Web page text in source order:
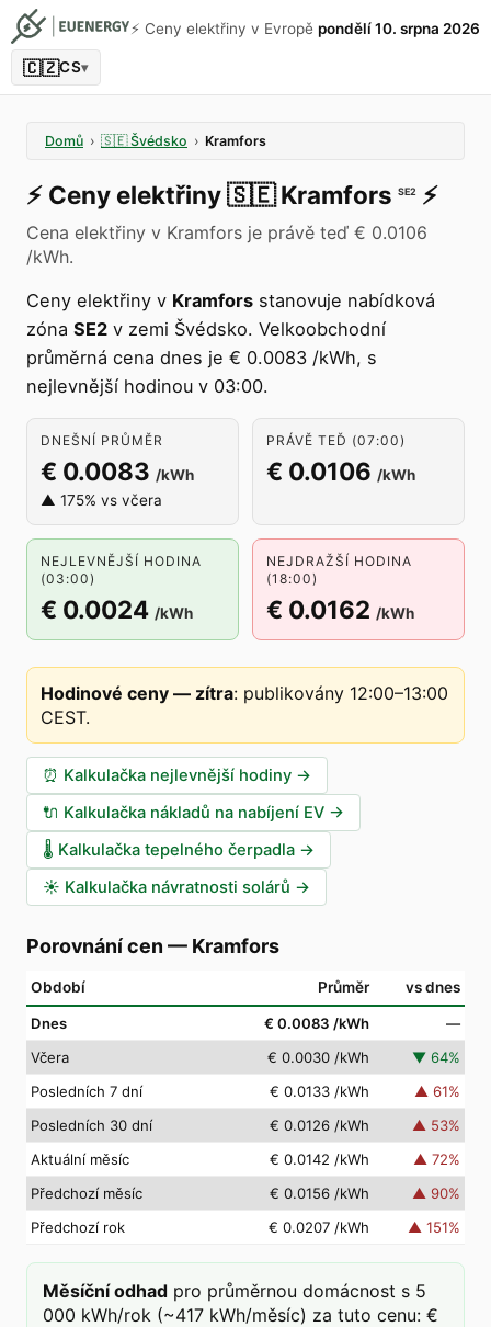
⚡️ Ceny elektřiny v Evropě pondělí 10. srpna 2026
🇨🇿CS▾
Domů › 🇸🇪 Švédsko › Kramfors
⚡️ Ceny elektřiny🇸🇪 Kramfors SE2 ⚡️
Cena elektřiny v Kramfors je právě teď € 0.0106
/kWh.
Ceny elektřiny v Kramfors stanovuje nabídková
zóna SE2 v zemi Švédsko. Velkoobchodní
průměrná cena dnes je € 0.0083 /kWh, s
nejlevnější hodinou v 03:00.
DNEŠNÍ PRŮMĚR
€ 0.0083 /kWh
▲ 175% vs včera
PRÁVĚ TEĎ (07:00)
€ 0.0106 /kWh
NEJLEVNĚJŠÍ HODINA
(03:00)
€ 0.0024 /kWh
NEJDRAŽŠÍ HODINA
(18:00)
€ 0.0162 /kWh
Hodinové ceny — zítra: publikovány 12:00–13:00
CEST.
⏰ Kalkulačka nejlevnější hodiny →
🔌 Kalkulačka nákladů na nabíjení EV →
🌡️ Kalkulačka tepelného čerpadla →
☀️ Kalkulačka návratnosti solárů →
Porovnání cen — Kramfors
Období Průměr vs dnes
Dnes € 0.0083 /kWh
—
Včera
€ 0.0030 /kWh ▼ 64%
Posledních 7 dní
€ 0.0133 /kWh ▲ 61%
Posledních 30 dní
€ 0.0126 /kWh ▲ 53%
Aktuální měsíc
€ 0.0142 /kWh ▲ 72%
Předchozí měsíc
€ 0.0156 /kWh ▲ 90%
Předchozí rok
€ 0.0207 /kWh ▲ 151%
Měsíční odhad pro průměrnou domácnost s 5
000 kWh/rok (~417 kWh/měsíc) za tuto cenu: €